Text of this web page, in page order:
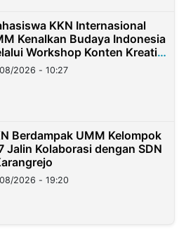
KKN Internasional
Kenalkan Budaya Indonesia
Workshop Konten Kreatif
2026 - 10:27
Berdampak UMM Kelompok
Jalin Kolaborasi dengan SDN
Karangrejo
2026 - 19:20